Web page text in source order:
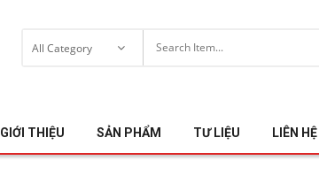
GIỚI THIỆU SẢN PHẨM TƯ LIỆU LIÊN HỆ